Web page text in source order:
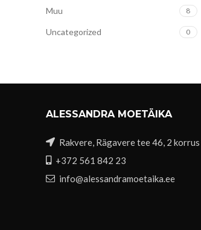
Muu 8
Uncategorized 0
ALESSANDRA MOETÄIKA
Rakvere, Rägavere tee 46, 2 korrus
+372 561 842 23
info@alessandramoetaika.ee